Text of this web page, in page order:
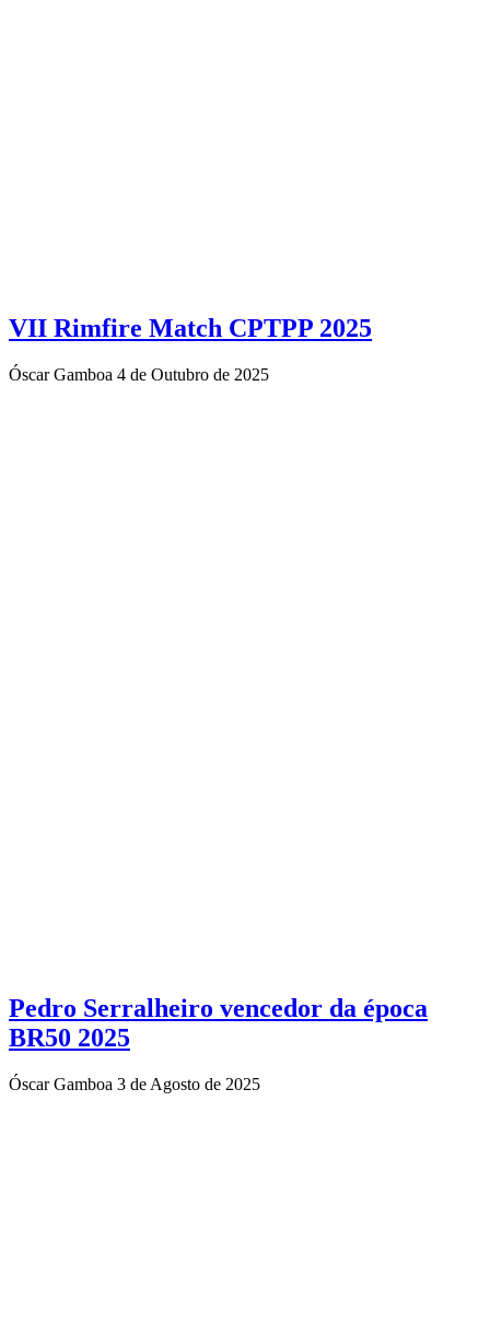
VII Rimfire Match CPTPP 2025
Óscar Gamboa 4 de Outubro de 2025
Pedro Serralheiro vencedor da época
BR50 2025
Óscar Gamboa 3 de Agosto de 2025